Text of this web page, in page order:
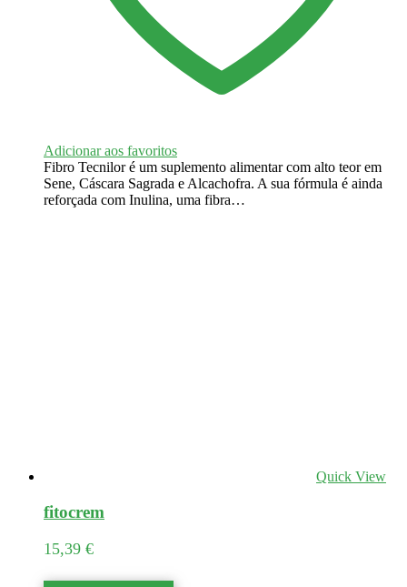
Adicionar aos favoritos
Fibro Tecnilor é um suplemento alimentar com alto teor em
Sene, Cáscara Sagrada e Alcachofra. A sua fórmula é ainda
reforçada com Inulina, uma fibra…
Quick View
fitocrem
15,39 €